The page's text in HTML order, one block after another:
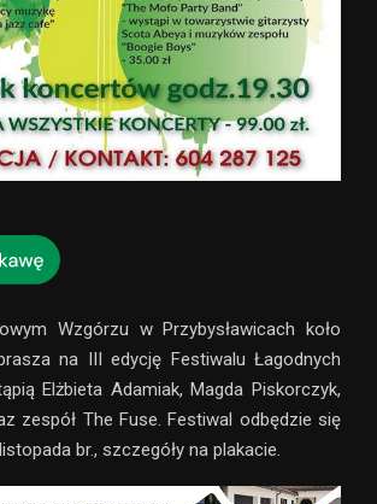
Wzgórzu w Przybysławicach koło
na III edycję Festiwalu Łagodnych
Elżbieta Adamiak, Magda Piskorczyk,
zespół The Fuse. Festiwal odbędzie się
br., szczegóły na plakacie.